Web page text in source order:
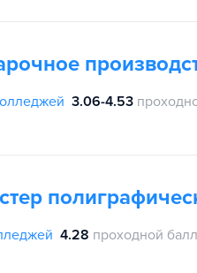
3.06-4.53
4.28 проходной балл